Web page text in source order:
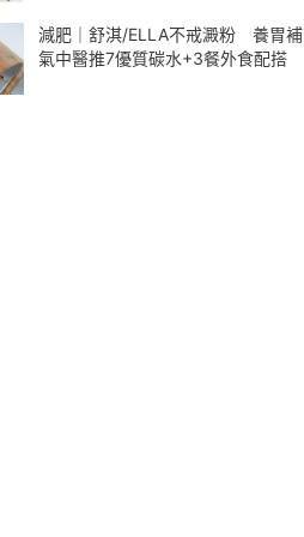
減肥｜舒淇/ELLA不戒澱粉 養胃補
氣中醫推7優質碳水+3餐外食配搭